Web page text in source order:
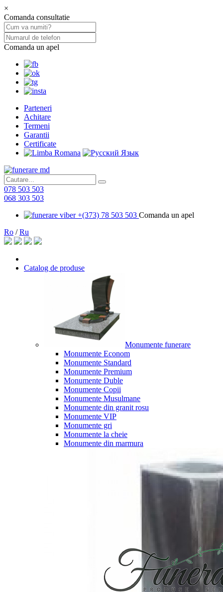
×
Comanda consultatie
Comanda un apel
Parteneri
Achitare
Termeni
Garantii
Certificate
078 503 503
068 303 503
+(373) 78 503 503 Comanda un apel
Ro /Ru
Catalog de produse
Monumente funerare
Monumente Econom
Monumente Standard
Monumente Premium
Monumente Duble
Monumente Copii
Monumente Musulmane
Monumente din granit rosu
Monumente VIP
Monumente gri
Monumente la cheie
Monumente din marmura